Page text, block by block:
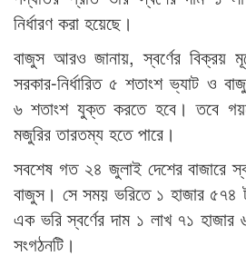
নির্ধারণ করা হয়েছে।
বাজুস আরও জানায়, স্বর্ণের বিক্রয়
সরকার-নির্ধারিত ৫ শতাংশ ভ্যাট ও
৬ শতাংশ যুক্ত করতে হবে। তবে
মজুরির তারতম্য হতে পারে।
সবশেষ গত ২৪ জুলাই দেশের বাজারে
বাজুস। সে সময় ভরিতে ১ হাজার ৫৭৪
এক ভরি স্বর্ণের দাম ১ লাখ ৭১ হাজার
সংগঠনটি।